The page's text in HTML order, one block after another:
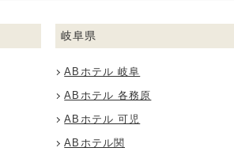
岐阜県
ABホテル 岐阜
ABホテル 各務原
ABホテル 可児
ABホテル関